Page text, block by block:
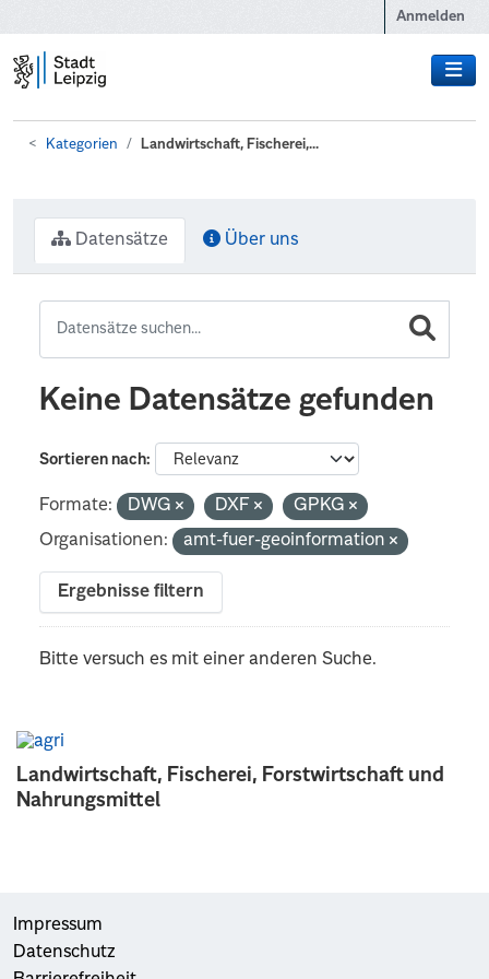
Anmelden
Kategorien Landwirtschaft, Fischerei,...
Landwirtschaft, Fischerei, Forstwirtschaft und
Nahrungsmittel
Datensätze Über uns
Keine Datensätze gefunden
Sortieren nach
Formate: DWG DXF
GPKG
Organisationen:
amt-fuer-geoinformation
Ergebnisse filtern
Bitte versuch es mit einer anderen Suche.
Impressum
Datenschutz